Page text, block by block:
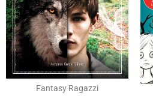
Fantasy Ragazzi